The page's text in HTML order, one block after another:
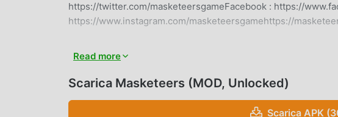
https://twitter.com/masketeersgameFacebook : https://
https://www.instagram.com/masketeersgamehttps://
MASKETEERS INTRODUZIONE
giochi rpg. Se vuoi scaricare questo gioco, come il più
mondo, moddroid è la tua scelta migliore. moddroid non solo
Read more
Scarica Masketeers (MOD, Unlocked)
Scarica APK